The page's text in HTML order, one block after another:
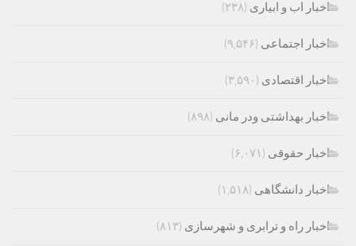
اخبار اب و ابیاری (۲۳۸)
اخبار اجتماعی (۹,۵۴۶)
اخبار اقتصادی (۳,۵۹۰)
اخبار بهداشتی ودر مانی (۸۹۸)
اخبار حقوقی (۶,۰۷۱)
اخبار دانشگاهی (۱,۵۱۸)
اخبار راه و ترابری و شهرسازی (۸۱۳)